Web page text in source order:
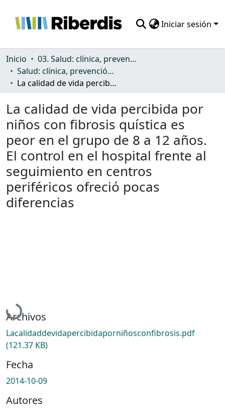
Iniciar sesión
Comunidades
Todo DSpace
Inicio
03. Salud: clínica, prevención, atención sanitaria y (re)habilitación
Salud: clínica, prevención, atención sanitaria y (re)habilitación
La calidad de vida percibida por niños con fibrosis quística es peor en el grupo de 8 a 12 años. El control en el hospital frente al seguimiento en centros periféricos ofreció pocas diferencias
La calidad de vida percibida por
niños con fibrosis quística es
peor en el grupo de 8 a 12 años.
El control en el hospital frente al
seguimiento en centros
periféricos ofreció pocas
diferencias
Cargando...
Archivos
Lacalidaddevidapercibidaporniñosconfibrosis.pdf
(121.37 KB)
Fecha
2014-10-09
Autores